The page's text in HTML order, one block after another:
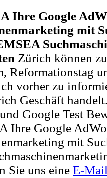
Ihre Google
mit
Zürich können
Reformationstag
vorher zu
Geschäft
Google Test
Ihre Google
mit
Sie uns eine E-Mail